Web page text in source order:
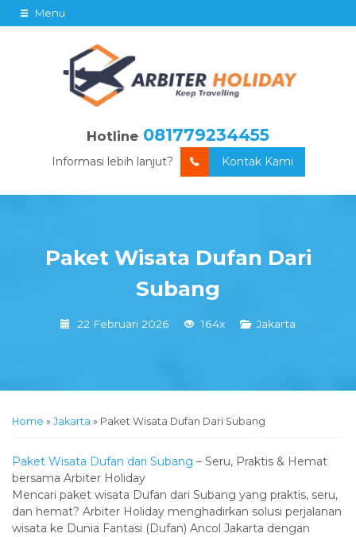
Menu
Hotline 081779234455
Informasi lebih lanjut? Kontak Kami
Paket Wisata Dufan Dari
Subang
22 Februari 2026 164x Jakarta
Home » Jakarta » Paket Wisata Dufan Dari Subang
‎Paket Wisata Dufan dari Subang – Seru, Praktis & Hemat
bersama Arbiter Holiday
‎Mencari paket wisata Dufan dari Subang yang praktis, seru,
dan hemat? Arbiter Holiday menghadirkan solusi perjalanan
wisata ke Dunia Fantasi (Dufan) Ancol Jakarta dengan